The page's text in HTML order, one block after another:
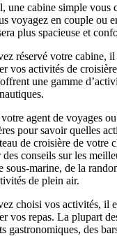
une cabine simple vous
voyagez en couple ou
plus spacieuse et
réservé votre cabine, il
vos activités de
une gamme
agent de voyages ou
pour savoir quelles
de croisière de votre
des conseils sur les
sous-marine, de la
de plein air.
choisi vos activités, il
vos repas. La plupart
gastronomiques, des